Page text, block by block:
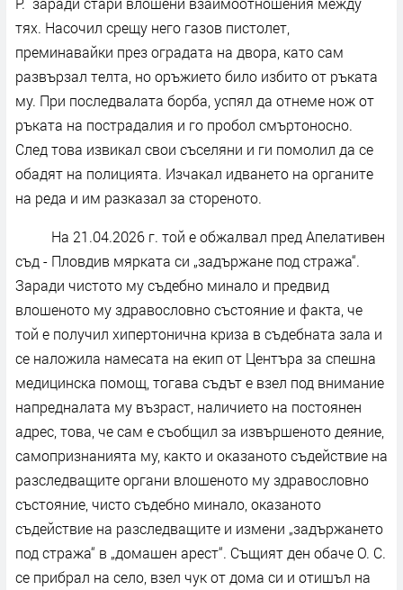
тях. Насочил срещу него газов пистолет,
преминавайки през оградата на двора, като сам
развързал телта, но оръжието било избито от ръката
му. При последвалата борба, успял да отнеме нож от
ръката на пострадалия и го пробол смъртоносно.
След това извикал свои съселяни и ги помолил да се
обадят на полицията. Изчакал идването на органите
на реда и им разказал за стореното.
На 21.04.2026 г. той е обжалвал пред Апелативен
съд - Пловдив мярката си „задържане под стража“.
Заради чистото му съдебно минало и предвид
влошеното му здравословно състояние и факта, че
той е получил хипертонична криза в съдебната зала и
се наложила намесата на екип от Центъра за спешна
медицинска помощ, тогава съдът е взел под внимание
напредналата му възраст, наличието на постоянен
адрес, това, че сам е съобщил за извършеното деяние,
самопризнанията му, както и оказаното съдействие на
разследващите органи влошеното му здравословно
състояние, чисто съдебно минало, оказаното
съдействие на разследващите и измени „задържането
под стража“ в „домашен арест“. Същият ден обаче О. С.
се прибрал на село, взел чук от дома си и отишъл на